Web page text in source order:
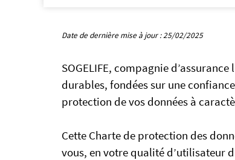
Date de dernière mise à jour : 25/02/2025
SOGELIFE, compagnie
durables, fondées sur une
protection de vos données à
Cette Charte de protection des
vous, en votre qualité d’utilisateur